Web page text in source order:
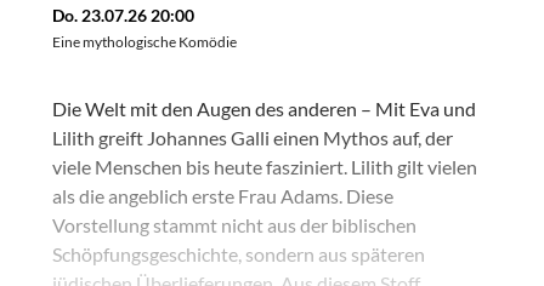
Do. 23.07.26 20:00
Eine mythologische Komödie
Die Welt mit den Augen des anderen – Mit Eva und
Lilith greift Johannes Galli einen Mythos auf, der
viele Menschen bis heute fasziniert. Lilith gilt vielen
als die angeblich erste Frau Adams. Diese
Vorstellung stammt nicht aus der biblischen
Schöpfungsgeschichte, sondern aus späteren